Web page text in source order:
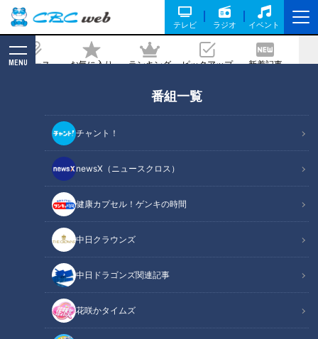
テレビ ラジオ イベント
ニュース お気に入り ランキング ピックアップ 新着記事
MENU
番組一覧
チャント！
newsX（ニュースクロス）
健康カプセル！ゲンキの時間
中日クラウンズ
中日ドラゴンズ関連記事
花咲かタイムズ
介！昭和のおもちゃで超絶スゴ技！
記事に戻る